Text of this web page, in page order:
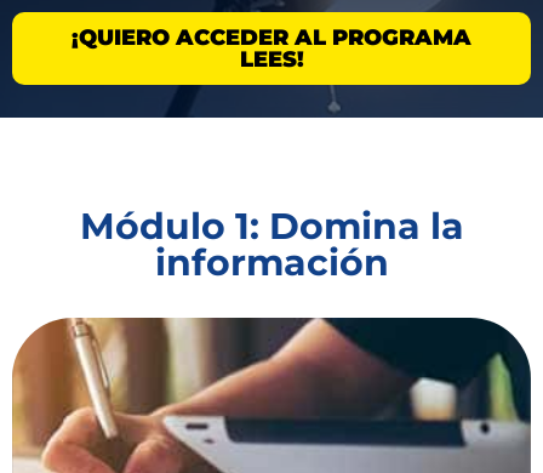
¡QUIERO ACCEDER AL PROGRAMA
LEES!
Módulo 1: Domina la
información